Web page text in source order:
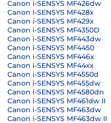
Canon i-SENSYS MF426dw
Canon i-SENSYS MF428x
Canon i-SENSYS MF429x
Canon i-SENSYS MF4350D
Canon i-SENSYS MF443dw
Canon i-SENSYS MF4450
Canon i-SENSYS MF446x
Canon i-SENSYS MF44xx
Canon i-SENSYS MF4550d
Canon i-SENSYS MF455dw
Canon i-SENSYS MF4580dn
Canon i-SENSYS MF461dw II
Canon i-SENSYS MF463dw
Canon i-SENSYS MF463dw II